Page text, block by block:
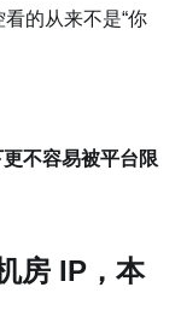
的从来不是“你
不容易被平台限
房 IP，本